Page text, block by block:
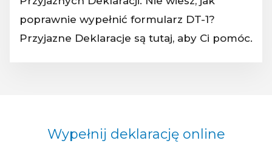
poprawnie wypełnić formularz DT-1?
Przyjazne Deklaracje są tutaj, aby Ci pomóc.
Wypełnij deklarację online